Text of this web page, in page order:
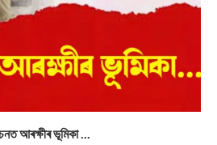
আৰক্ষীৰ ভূমিকা …